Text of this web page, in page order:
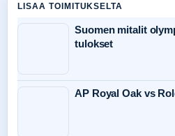
LISAA TOIMITUKSELTA
Suomen mitalit
tulokset
AP Royal Oak vs